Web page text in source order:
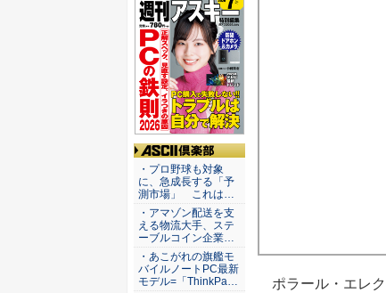
ポラール・エレ
ASCII倶楽部
・プロ野球も対象
に、急成長する「予
測市場」 これは…
・アマゾン配送を支
える物流大手、ステ
ーブルコイン企業…
・あこがれの旗艦モ
バイルノートPC最新
モデル=「ThinkPa…